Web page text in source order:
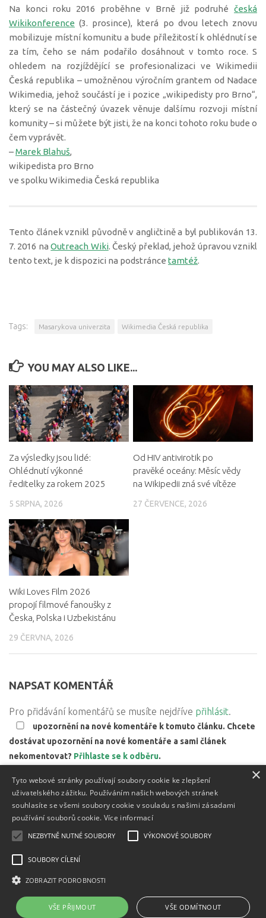
Na konci roku 2016 proběhne v Brně již podruhé česká
Wikikonference (3. prosince), která po dvou letech znovu
mobilizuje místní komunitu a bude příležitostí k ohlédnutí se
za tím, čeho se nám podařilo dosáhnout v tomto roce. S
ohledem na rozjíždějící se profesionalizaci ve Wikimedii
Česká republika – umožněnou výročním grantem od Nadace
Wikimedia, jehož součástí je i pozice „wikipedisty pro Brno“,
který se na částečný úvazek věnuje dalšímu rozvoji místní
komunity – si můžete být jisti, že na konci tohoto roku bude o
čem vyprávět.
–Marek Blahuš,
wikipedista pro Brno
ve spolku Wikimedia Česká republika
Tento článek vznikl původně v angličtině a byl publikován 13.
7. 2016 naOutreach Wiki. Český překlad, jehož úpravou vznikl
tento text, je k dispozici na podstránce tamtéž.
Tags: Masarykova univerzita Wikimedia Česká republika
YOU MAY ALSO LIKE...
Za výsledky jsou lidé:
Ohlédnutí výkonné
ředitelky za rokem 2025
5 SRPNA, 2026
Od HIV antivirotik po
pravěké oceány: Měsíc vědy
na Wikipedii zná své vítěze
27 ČERVENCE, 2026
Wiki Loves Film 2026
propojí filmové fanoušky z
Česka, Polska i Uzbekistánu
29 ČERVNA, 2026
NAPSAT KOMENTÁŘ
Pro přidávání komentářů se musíte nejdříve přihlásit.
upozornění na nové komentáře k tomuto článku. Chcete
dostávat upozornění na nové komentáře a sami článek
nekomentovat? Přihlaste se k odběru.
Zjistěte,
jak jsou zpracovávány údaje z komentářů.
Textový obsah je zveřejněn pod licencíCreative Commons BY
uvedeny u těchto materiálů.
Powered by
×
Tyto webové stránky používají soubory cookie ke zlepšení
uživatelského zážitku. Používáním našich webových stránek
souhlasíte se všemi soubory cookie v souladu s našimi zásadami
používání souborů cookie. Více informací
NEZBYTNĚ NUTNÉ SOUBORY VÝKONOVÉ SOUBORY
SOUBORY CÍLENÍ
ZOBRAZIT PODROBNOSTI
VŠE PŘIJMOUT VŠE ODMÍTNOUT